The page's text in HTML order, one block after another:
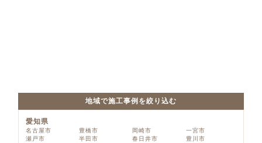
地域で施工事例を絞り込む
愛知県
名古屋市 豊橋市 岡崎市
一宮市
瀬戸市
半田市 春日井市
豊川市